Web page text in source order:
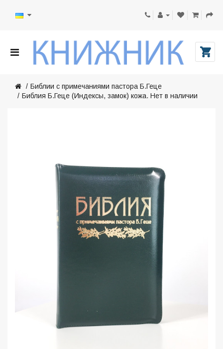
Библии с примечаниями пастора Б.Геце
Библия Б.Геце (Индексы, замок) кожа. Нет в наличии